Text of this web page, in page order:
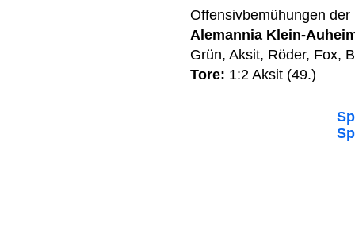
Offensivbemühungen
Alemannia Klein-
Grün, Aksit, Röder, Fox,
Tore: 1:2 Aksit (49.)